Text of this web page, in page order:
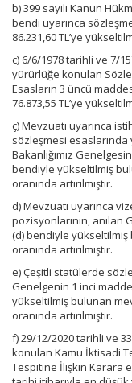
b) 399 sayılı Kanun
bendi uyarınca
86.231,60 TL’ye
c) 6/6/1978 tarihli ve 7/
yürürlüğe konulan
Esasların 3 üncü
76.873,55 TL’ye
ç) Mevzuatı uyarınca
sözleşmesi esaslarında
Bakanlığımız
bendiyle yükseltilmiş
oranında artırılmıştır.
d) Mevzuatı uyarınca
pozisyonlarının, anılan
(d) bendiyle
oranında artırılmıştır.
e) Çeşitli statülerde
Genelgenin 1 inci
yükseltilmiş bulunan
oranında artırılmıştır.
f) 29/12/2020 tarihli ve
konulan Kamu İktisadi
Tespitine İlişkin Karara